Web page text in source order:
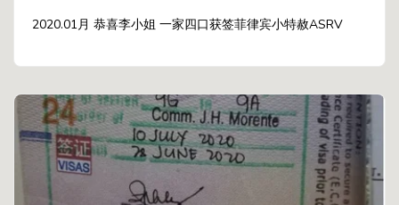
2020.01月 恭喜李小姐 一家四口获签菲律宾小特赦ASRV